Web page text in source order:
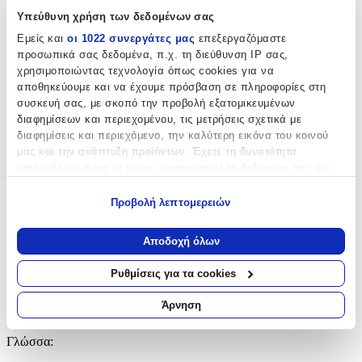
Υπεύθυνη χρήση των δεδομένων σας
Εμείς και οι 1022 συνεργάτες μας επεξεργαζόμαστε
προσωπικά σας δεδομένα, π.χ. τη διεύθυνση IP σας,
χρησιμοποιώντας τεχνολογία όπως cookies για να
αποθηκεύουμε και να έχουμε πρόσβαση σε πληροφορίες στη
συσκευή σας, με σκοπό την προβολή εξατομικευμένων
διαφημίσεων και περιεχομένου, τις μετρήσεις σχετικά με
διαφημίσεις και περιεχόμενο, την καλύτερη εικόνα του κοινού
μας και την ανάπτυξη προϊόντων. Έχετε τη δυνατότητα
Να συλλέξουμε πληροφορίες σχετικά με τη γεωγραφική
σας τοποθεσία, οι οποίες μπορεί να είναι ακριβείς σε
απόσταση μερικών μέτρων
Να αναγνωρίσουμε τη συσκευή σας σαρώνοντας ενεργά
για συγκεκριμένα χαρακτηριστικά (δακτυλικό αποτύπωμα)
Μάθετε περισσότερα σχετικά με τον τρόπο επεξεργασίας των
προσωπικών σας δεδομένων και καθορίστε τις προτιμήσεις σας
Προβολή λεπτομερειών
Αποδοχή όλων
Ρυθμίσεις για τα cookies
Άρνηση
Χαρακτηριστικά
Συγγραφέας:
Francis Duncan
Εκδότης:
Vintage
Αριθμός Σελίδων
Χαρτί Εξωφύλλου:
Γλώσσα: